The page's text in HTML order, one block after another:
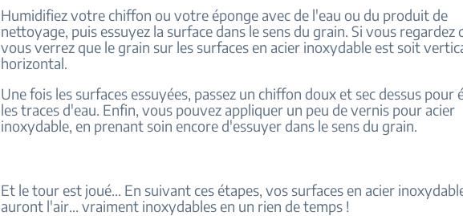
Humidifiez votre chiffon ou votre éponge avec de l'eau ou du produit de
nettoyage, puis essuyez la surface dans le sens du grain. Si vous regardez
vous verrez que le grain sur les surfaces en acier inoxydable est soit
horizontal.
Une fois les surfaces essuyées, passez un chiffon doux et sec dessus pour
les traces d'eau. Enfin, vous pouvez appliquer un peu de vernis pour acier
inoxydable, en prenant soin encore d'essuyer dans le sens du grain.
Et le tour est joué... En suivant ces étapes, vos surfaces en acier
auront l'air... vraiment inoxydables en un rien de temps !